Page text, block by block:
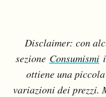
Disclaimer: con
sezione Consumismiil
ottiene una
variazioni dei prezzi.